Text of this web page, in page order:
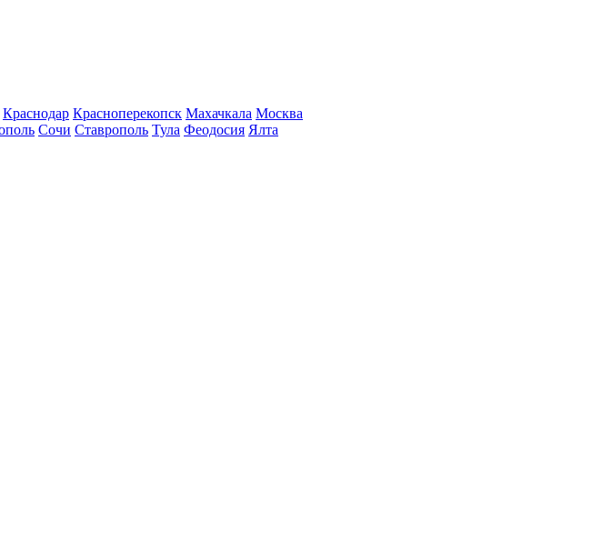
Краснодар Красноперекопск Махачкала Москва
Сочи Ставрополь Тула Феодосия Ялта